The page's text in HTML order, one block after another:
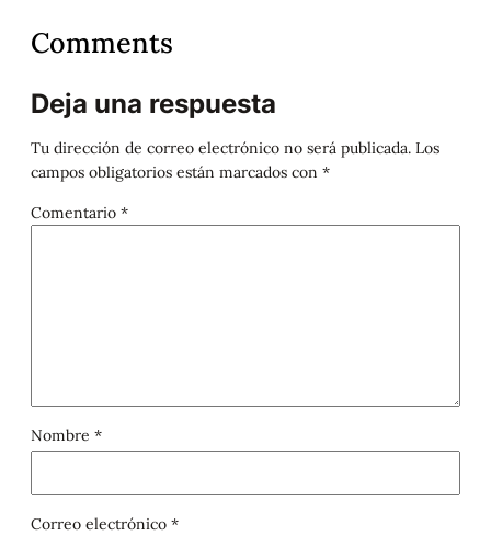
Comments
Deja una respuesta
Tu dirección de correo electrónico no será publicada. Los
campos obligatorios están marcados con *
Comentario *
Nombre *
Correo electrónico *